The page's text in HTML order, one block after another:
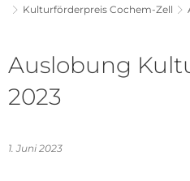
Kulturförderpreis Cochem-Zell
Auslobung
2023
1. Juni 2023